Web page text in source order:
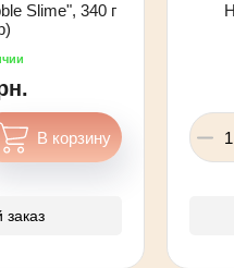
Slime", 340 г